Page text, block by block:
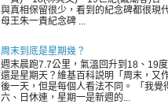
與真相保留很少，看到的紀念碑都很現
母王朱一貴紀念碑 ...
周末到底是星期幾？
週末晨跑7.7公里，氣溫回升到18、19
還是星期天？維基百科説明「周末，又
後一天，但是每個人看法不同。 「我
六、日休連，星期一是新週的...